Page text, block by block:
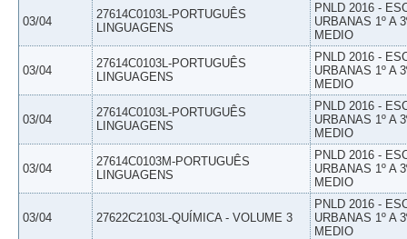
03/04
27614C0103L-PORTUGUÊS
LINGUAGENS
PNLD 2016 -
URBANAS 1º A
MEDIO
03/04
27614C0103L-PORTUGUÊS
LINGUAGENS
PNLD 2016 -
URBANAS 1º A
MEDIO
03/04
27614C0103L-PORTUGUÊS
LINGUAGENS
PNLD 2016 -
URBANAS 1º A
MEDIO
03/04
27614C0103M-PORTUGUÊS
LINGUAGENS
PNLD 2016 -
URBANAS 1º A
MEDIO
03/04 27622C2103L-QUÍMICA - VOLUME 3
PNLD 2016 -
URBANAS 1º A
MEDIO